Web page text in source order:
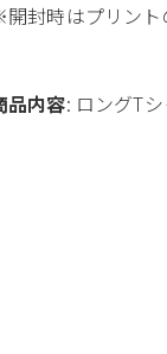
封時はプリント
品内容: ロングT